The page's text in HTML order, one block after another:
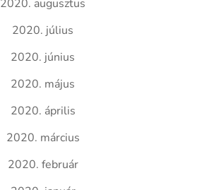
2020. augusztus
2020. július
2020. június
2020. május
2020. április
2020. március
2020. február